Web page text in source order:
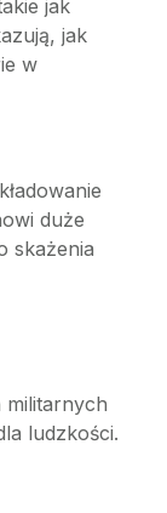
jak
jak
w
duże
skażenia
ludzkości.